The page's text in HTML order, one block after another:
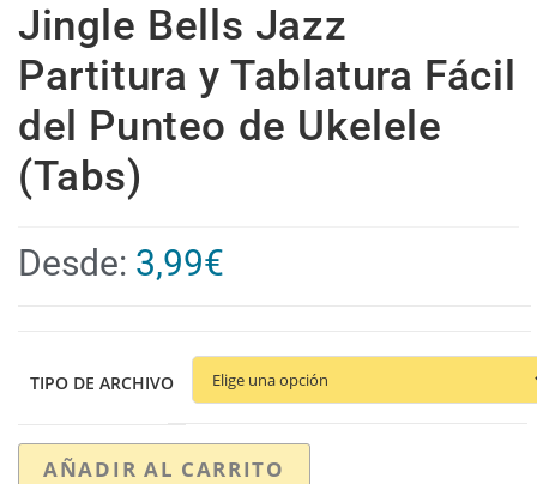
Jingle Bells Jazz
Partitura y Tablatura Fácil
del Punteo de Ukelele
(Tabs)
Desde: 3,99€
TIPO DE ARCHIVO
AÑADIR AL CARRITO